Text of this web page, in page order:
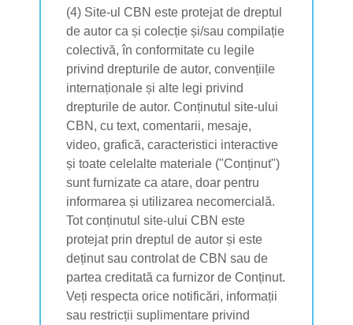
(4) Site-ul CBN este protejat de dreptul
de autor ca și colecție și/sau compilație
colectivă, în conformitate cu legile
privind drepturile de autor, convențiile
internaționale și alte legi privind
drepturile de autor. Conținutul site-ului
CBN, cu text, comentarii, mesaje,
video, grafică, caracteristici interactive
și toate celelalte materiale ("Conținut")
sunt furnizate ca atare, doar pentru
informarea și utilizarea necomercială.
Tot conținutul site-ului CBN este
protejat prin dreptul de autor și este
deținut sau controlat de CBN sau de
partea creditată ca furnizor de Conținut.
Veți respecta orice notificări, informații
sau restricții suplimentare privind